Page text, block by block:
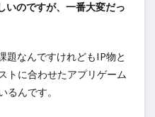
いのですが、一番大変だっ
題なんですけれどもIP物と
トに合わせたアプリゲーム
るんです。